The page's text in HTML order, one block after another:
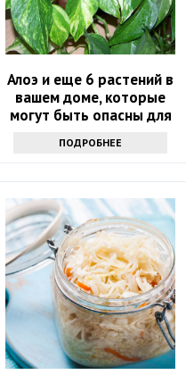
Алоэ и еще 6 растений в
вашем доме, которые
могут быть опасны для
ПОДРОБНЕЕ